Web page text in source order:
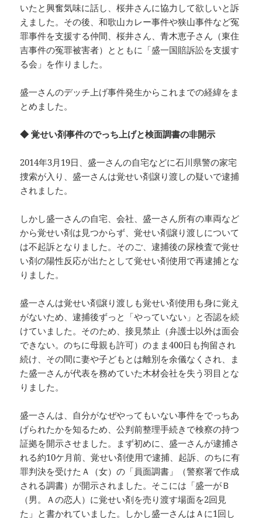
いたと興奮気味に話し、桜井さんに協力して欲しいと訴
えました。その後、和歌山カレー事件や狭山事件など冤
罪事件を支援する仲間、桜井さん、青木恵子さん（東住
吉事件の冤罪被害者）とともに「盛一国賠訴訟を支援す
る会」を作りました。
盛一さんのデッチ上げ事件発生からこれまでの経緯をま
とめました。
◆ 覚せい剤事件のでっち上げと検面調書の非開示
2014年3月19日、盛一さんの自宅などに石川県警の家宅
捜索が入り、盛一さんは覚せい剤譲り渡しの疑いで逮捕
されました。
しかし盛一さんの自宅、会社、盛一さん所有の車両など
から覚せい剤は見つからず、覚せい剤譲り渡しについて
は不起訴となりました。そのご、逮捕後の尿検査で覚せ
い剤の陽性反応が出たとして覚せい剤使用で再逮捕とな
りました。
盛一さんは覚せい剤譲り渡しも覚せい剤使用も身に覚え
がないため、逮捕後ずっと「やっていない」と否認を続
けていました。そのため、接見禁止（弁護士以外は面会
できない。のちに母親も許可）のまま400日も拘留され
続け、その間に妻や子どもとは離別を余儀なくされ、ま
た盛一さんが代表を務めていた木材会社を失う羽目とな
りました。
盛一さんは、自分がなぜやってもいない事件をでっちあ
げられたかを知るため、公判前整理手続きで検察の持つ
証拠を開示させました。まず初めに、盛一さんが逮捕さ
れる約10ケ月前、覚せい剤使用で逮捕、起訴、のちに有
罪判決を受けたＡ（女）の「員面調書」（警察署で作成
される調書）が開示されました。そこには「盛一がＢ
（男。Ａの恋人）に覚せい剤を売り渡す場面を2回見
た」と書かれていました。しかし盛一さんはＡに1回し